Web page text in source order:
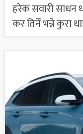
हरेक सवारी साधन
कर तिर्ने भन्ने कुरा